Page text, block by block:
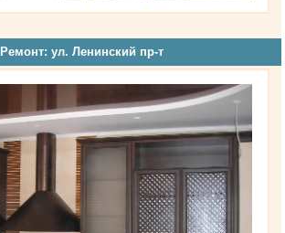
Ремонт: ул. Ленинский пр-т